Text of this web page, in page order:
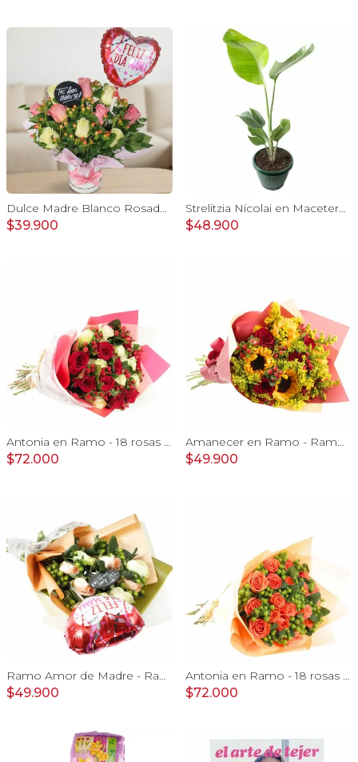
Dulce Madre Blanco Rosado - Arreglo floral con rosas, hypericum y globo Feliz Día mamá
$39.900
Strelitzia Nicolai en Macetero Tamaño M
$48.900
Antonia en Ramo - 18 rosas mix blanco y rojo con hypericum
$72.000
Amanecer en Ramo - Ramo con girasoles, rosas rojo e hypericum
$49.900
Ramo Amor de Madre - Ramo extendido de rosas blanco y damasco, hypericum verde, pizarra y globo
$49.900
Antonia en Ramo - 18 rosas ecuatorianas naranjo e hypericum
$72.000